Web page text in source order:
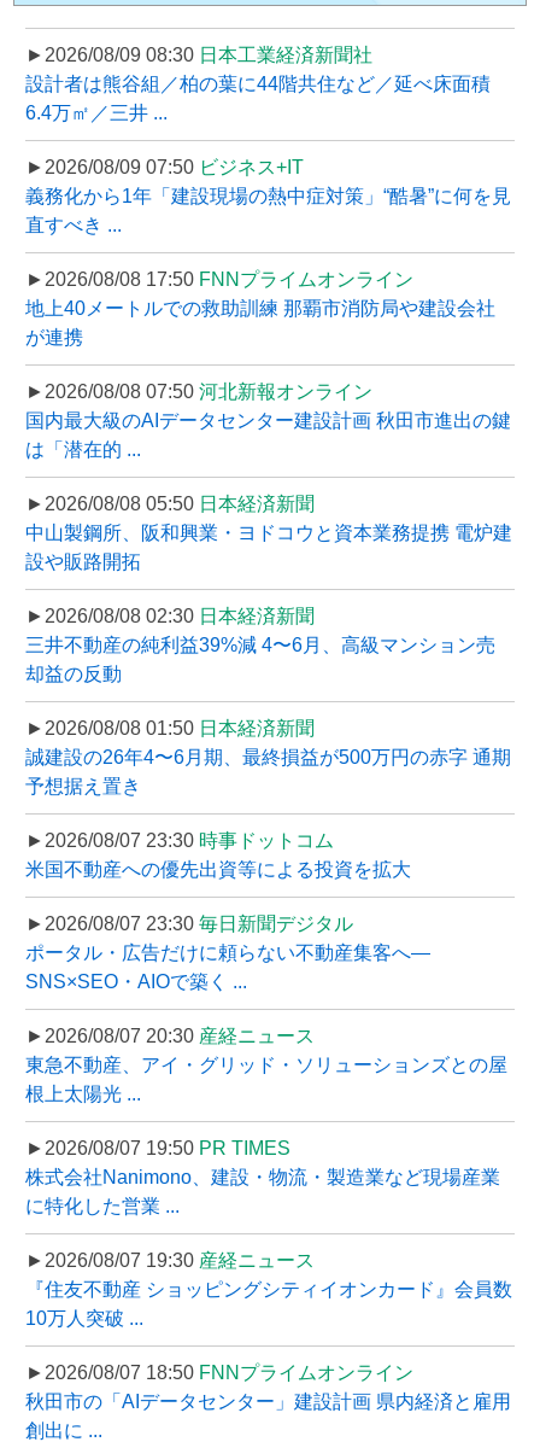
►2026/08/09 08:30 日本工業経済新聞社
設計者は熊谷組／柏の葉に44階共住など／延べ床面積
6.4万㎡／三井 ...
►2026/08/09 07:50 ビジネス+IT
義務化から1年「建設現場の熱中症対策」“酷暑”に何を見
直すべき ...
►2026/08/08 17:50 FNNプライムオンライン
地上40メートルでの救助訓練 那覇市消防局や建設会社
が連携
►2026/08/08 07:50 河北新報オンライン
国内最大級のAIデータセンター建設計画 秋田市進出の鍵
は「潜在的 ...
►2026/08/08 05:50 日本経済新聞
中山製鋼所、阪和興業・ヨドコウと資本業務提携 電炉建
設や販路開拓
►2026/08/08 02:30 日本経済新聞
三井不動産の純利益39%減 4〜6月、高級マンション売
却益の反動
►2026/08/08 01:50 日本経済新聞
誠建設の26年4〜6月期、最終損益が500万円の赤字 通期
予想据え置き
►2026/08/07 23:30 時事ドットコム
米国不動産への優先出資等による投資を拡大
►2026/08/07 23:30 毎日新聞デジタル
ポータル・広告だけに頼らない不動産集客へ―
SNS×SEO・AIOで築く ...
►2026/08/07 20:30 産経ニュース
東急不動産、アイ・グリッド・ソリューションズとの屋
根上太陽光 ...
►2026/08/07 19:50 PR TIMES
株式会社Nanimono、建設・物流・製造業など現場産業
に特化した営業 ...
►2026/08/07 19:30 産経ニュース
『住友不動産 ショッピングシティイオンカード』会員数
10万人突破 ...
►2026/08/07 18:50 FNNプライムオンライン
秋田市の「AIデータセンター」建設計画 県内経済と雇用
創出に ...